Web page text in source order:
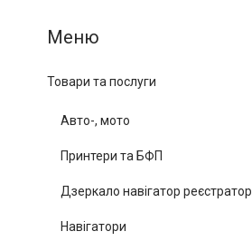
Товари та послуги
Авто-, мото
Принтери та БФП
Дзеркало навігатор реєстратор
Навігатори